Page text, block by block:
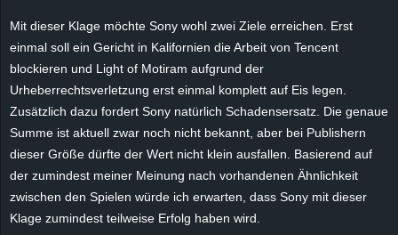
Mit dieser Klage möchte Sony wohl zwei Ziele erreichen. Erst
einmal soll ein Gericht in Kalifornien die Arbeit von Tencent
blockieren und Light of Motiram aufgrund der
Urheberrechtsverletzung erst einmal komplett auf Eis legen.
Zusätzlich dazu fordert Sony natürlich Schadensersatz. Die genaue
Summe ist aktuell zwar noch nicht bekannt, aber bei Publishern
dieser Größe dürfte der Wert nicht klein ausfallen. Basierend auf
der zumindest meiner Meinung nach vorhandenen Ähnlichkeit
zwischen den Spielen würde ich erwarten, dass Sony mit dieser
Klage zumindest teilweise Erfolg haben wird.